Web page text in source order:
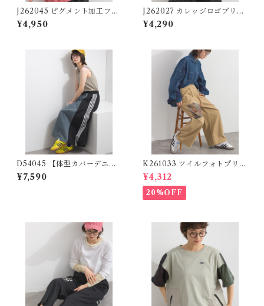
J262045 ピグメント加工フレ
ア袖ブラウス / Pigment Dye
d Flare Sleeve Blouse (残り
¥4,950
J262027 カレッジロゴプリン
ト 異素材レイヤード風チュニ
ック / College Logo Print
¥4,290
D54045 【体型カバーデニム
シリーズ】 ラインテープ×デニ
ム切替スカート / Line Tape ×
¥7,590
K261033 ツイルフォトプリン
トイージーテーパードパンツ /
Twill Photo Print Easy Tap
ered Pants
¥4,312
20%OFF